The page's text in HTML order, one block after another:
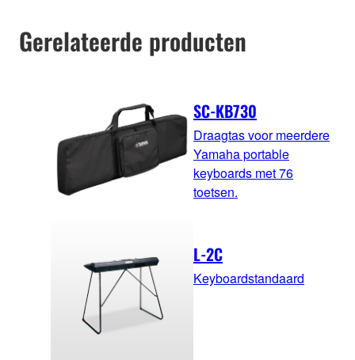
Gerelateerde producten
SC-KB730
Draagtas voor meerdere
Yamaha portable
keyboards met 76
toetsen.
L-2C
Keyboardstandaard